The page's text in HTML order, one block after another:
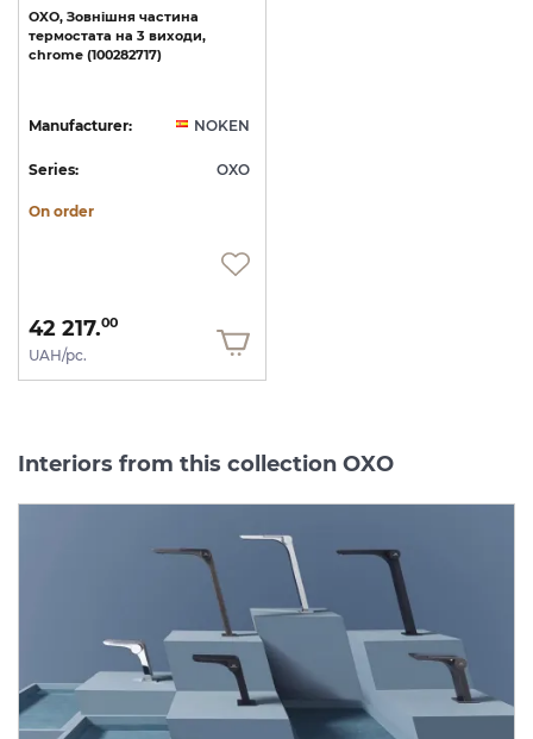
OXO, Зовнішня частина
термостата на 3 виходи,
chrome (100282717)
Manufacturer: NOKEN
Series: OXO
On order
42 217.00
UAH/pc.
Interiors from this collection OXO